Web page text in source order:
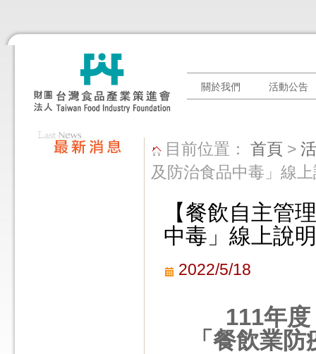
關於我們 活動公告
目前位置：首頁 >
及防治食品中毒」線
【餐飲自主管
中毒」線上說
2022/5/18
111年度
「餐飲業